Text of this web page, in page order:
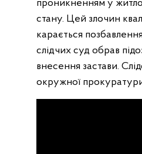
проникненням у
стану. Цей злочин
карається
слідчих суд обрав
внесення застави.
окружної